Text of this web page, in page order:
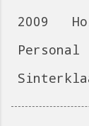
2009
Personal